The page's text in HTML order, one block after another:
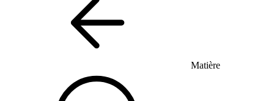
Matière